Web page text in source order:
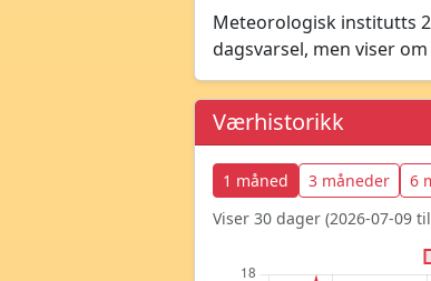
Meteorologisk institutts
dagsvarsel, men viser
Værhistorikk
1 måned 3 måneder 6
Viser 30 dager (2026-07-09